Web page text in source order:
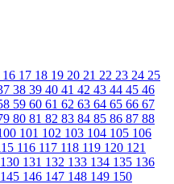
16 17 18 19 20 21 22 23 24 25
38 39 40 41 42 43 44 45 46
59 60 61 62 63 64 65 66 67
80 81 82 83 84 85 86 87 88
101 102 103 104 105 106
116 117 118 119 120 121
130 131 132 133 134 135 136
145 146 147 148 149 150